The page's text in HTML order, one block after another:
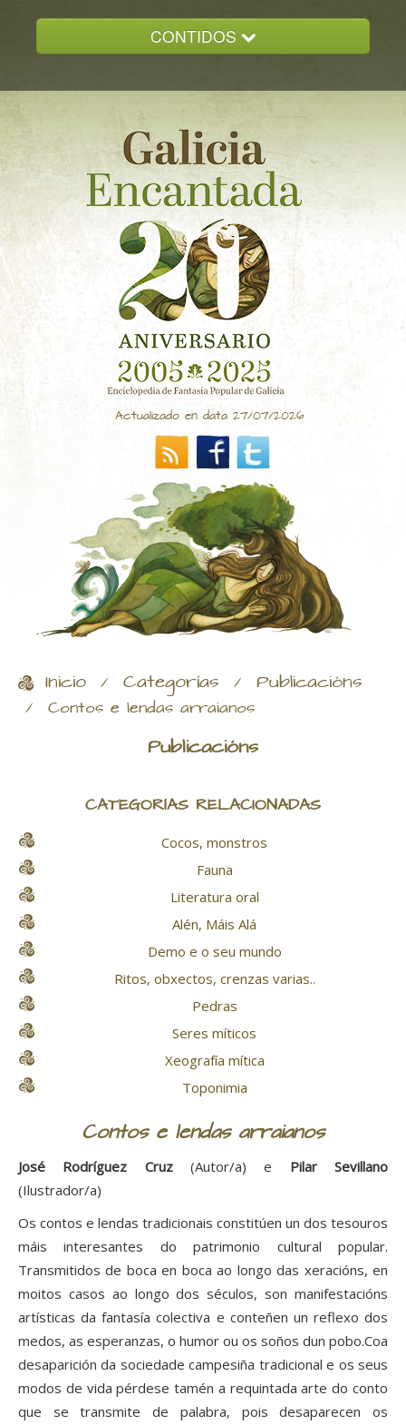
CONTIDOS
GALICIA ENCANTADA
DOCUMENTACION
NOVAS
CONTACTO
Actualizado en data 27/07/2026
Inicio / Categorías / Publicacións
/ Contos e lendas arraianos
Publicacións
CATEGORÍAS RELACIONADAS
Cocos, monstros
Fauna
Literatura oral
Alén, Máis Alá
Demo e o seu mundo
Ritos, obxectos, crenzas varias..
Pedras
Seres míticos
Xeografía mítica
Toponimia
Contos e lendas arraianos
José Rodríguez Cruz(Autor/a) e Pilar Sevillano
(Ilustrador/a)
Os contos e lendas tradicionais constitúen un dos tesouros
máis interesantes do patrimonio cultural popular.
Transmitidos de boca en boca ao longo das xeracións, en
moitos casos ao longo dos séculos, son manifestacións
artísticas da fantasía colectiva e conteñen un reflexo dos
medos, as esperanzas, o humor ou os soños dun pobo.Coa
desaparición da sociedade campesiña tradicional e os seus
modos de vida pérdese tamén a requintada arte do conto
que se transmite de palabra, pois desaparecen os